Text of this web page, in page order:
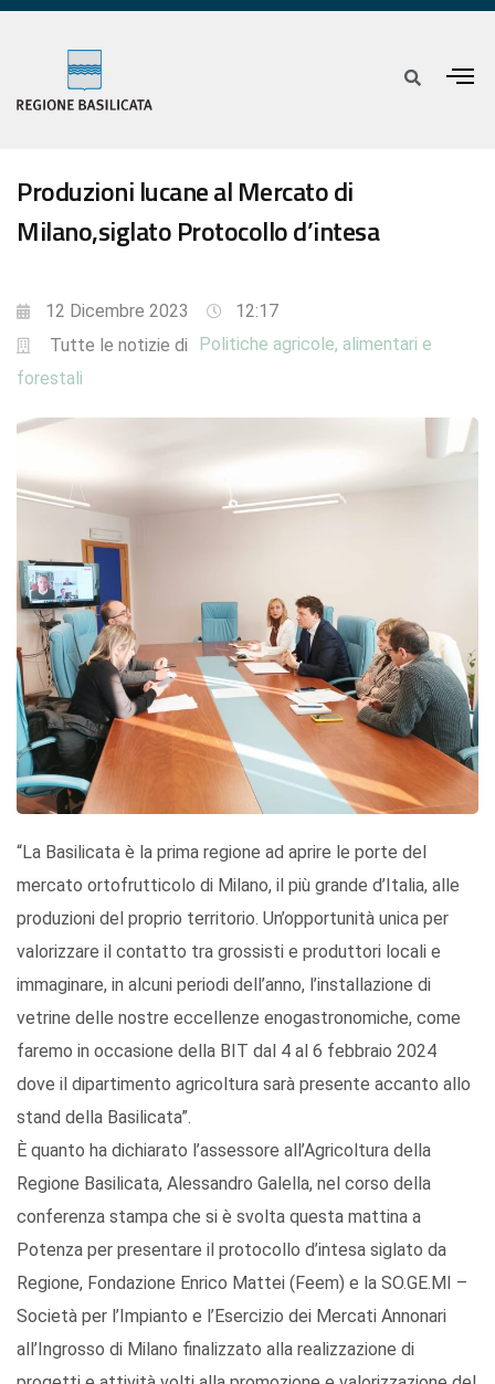
Produzioni lucane al Mercato di
Milano,siglato Protocollo d’intesa
12 Dicembre 2023
12:17
Tutte le notizie di
Politiche agricole, alimentari e
forestali
“La Basilicata è la prima regione ad aprire le porte del
mercato ortofrutticolo di Milano, il più grande d’Italia, alle
produzioni del proprio territorio. Un’opportunità unica per
valorizzare il contatto tra grossisti e produttori locali e
immaginare, in alcuni periodi dell’anno, l’installazione di
vetrine delle nostre eccellenze enogastronomiche, come
faremo in occasione della BIT dal 4 al 6 febbraio 2024
dove il dipartimento agricoltura sarà presente accanto allo
stand della Basilicata”.
È quanto ha dichiarato l’assessore all’Agricoltura della
Regione Basilicata, Alessandro Galella, nel corso della
conferenza stampa che si è svolta questa mattina a
Potenza per presentare il protocollo d’intesa siglato da
Regione, Fondazione Enrico Mattei (Feem) e la SO.GE.MI –
Società per l’Impianto e l’Esercizio dei Mercati Annonari
all’Ingrosso di Milano finalizzato alla realizzazione di